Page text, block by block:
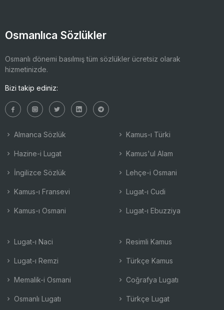
Osmanlıca Sözlükler
Osmanlı dönemi basılmış tüm sözlükler ücretsiz olarak
hizmetinizde.
Bizi takip ediniz:
Almanca Sözlük
Hazine-i Lugat
İngilizce Sözlük
Kamus-ı Fransevi
Kamus-ı Osmani
Kamus-ı Türki
Kamus'ul Alam
Lehçe-i Osmani
Lugat-ı Cudi
Lugat-ı Ebuzziya
Lugat-ı Naci
Lugat-ı Remzi
Memalik-i Osmani
Osmanlı Lugatı
Resimli Kamus
Türkçe Kamus
Coğrafya Lugatı
Türkçe Lugat